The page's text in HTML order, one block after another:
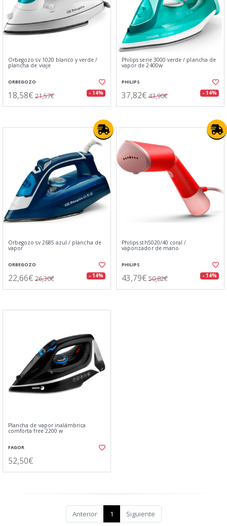
Orbegozo sv 1020 blanco y verde /
plancha de viaje
ORBEGOZO
18,58€ 21,57€ - 14%
Philips serie 3000 verde / plancha de
vapor de 2400w
PHILIPS
37,82€ 43,90€ - 14%
Orbegozo sv 2685 azul / plancha de
vapor
ORBEGOZO
22,66€ 26,30€ - 14%
Philips sth5020/40 coral /
vaporizador de mano
PHILIPS
43,79€ 50,82€ - 14%
Plancha de vapor inalámbrica
comforta free 2200 w
FAGOR
52,50€
Anterior 1 Siguiente